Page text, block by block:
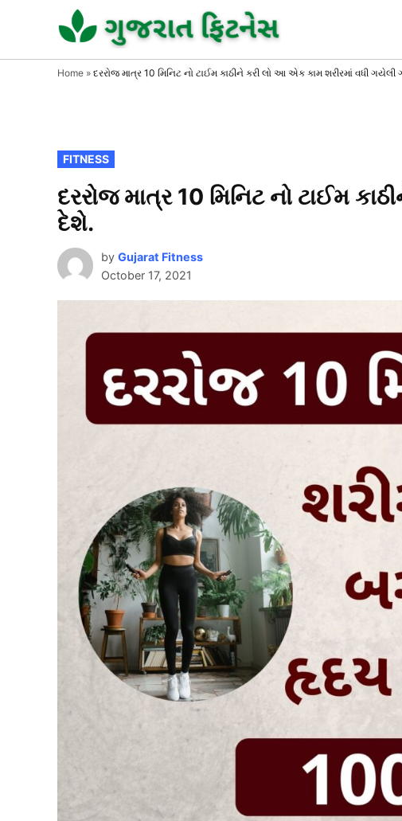
content
FITNESS
Home » દરરોજ માત્ર 10 મિનિટ નો ટાઈમ કાઠીને કરી લો આ એક કામ શરીરમાં વધી
POSTED
IN
FITNESS
દરરોજ માત્ર 10 મિનિટ નો ટાઈમ
દેશે.
by Gujarat Fitness
October 17, 2021